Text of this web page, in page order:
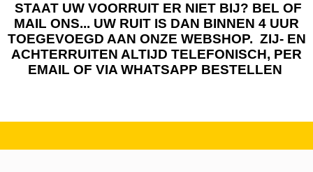
STAAT UW VOORRUIT ER NIET BIJ? BEL OF
MAIL ONS... UW RUIT IS DAN BINNEN 4 UUR
TOEGEVOEGD AAN ONZE WEBSHOP. ZIJ- EN
ACHTERRUITEN ALTIJD TELEFONISCH, PER
EMAIL OF VIA WHATSAPP BESTELLEN